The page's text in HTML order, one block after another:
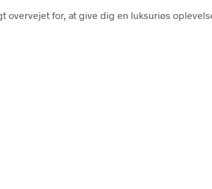
overvejet for, at give dig en luksuriøs